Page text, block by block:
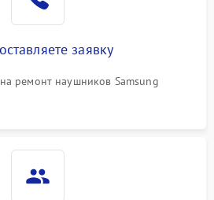
заявку
на ремонт наушников Samsung